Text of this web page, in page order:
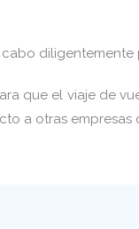
que el viaje de
a otras